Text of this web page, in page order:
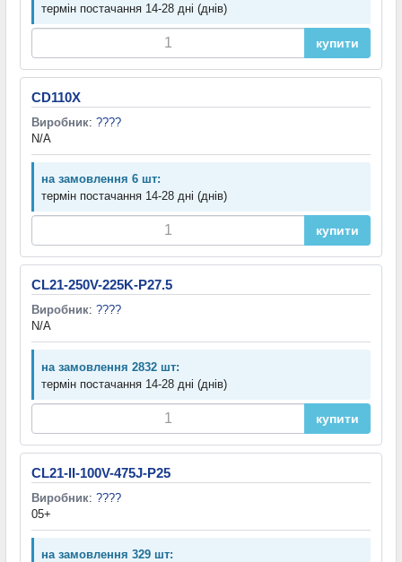
термін постачання 14-28 дні (днів)
купити
CD110X
Виробник: ????
N/A
на замовлення 6 шт:
термін постачання 14-28 дні (днів)
купити
CL21-250V-225K-P27.5
Виробник: ????
N/A
на замовлення 2832 шт:
термін постачання 14-28 дні (днів)
купити
CL21-II-100V-475J-P25
Виробник: ????
05+
на замовлення 329 шт: